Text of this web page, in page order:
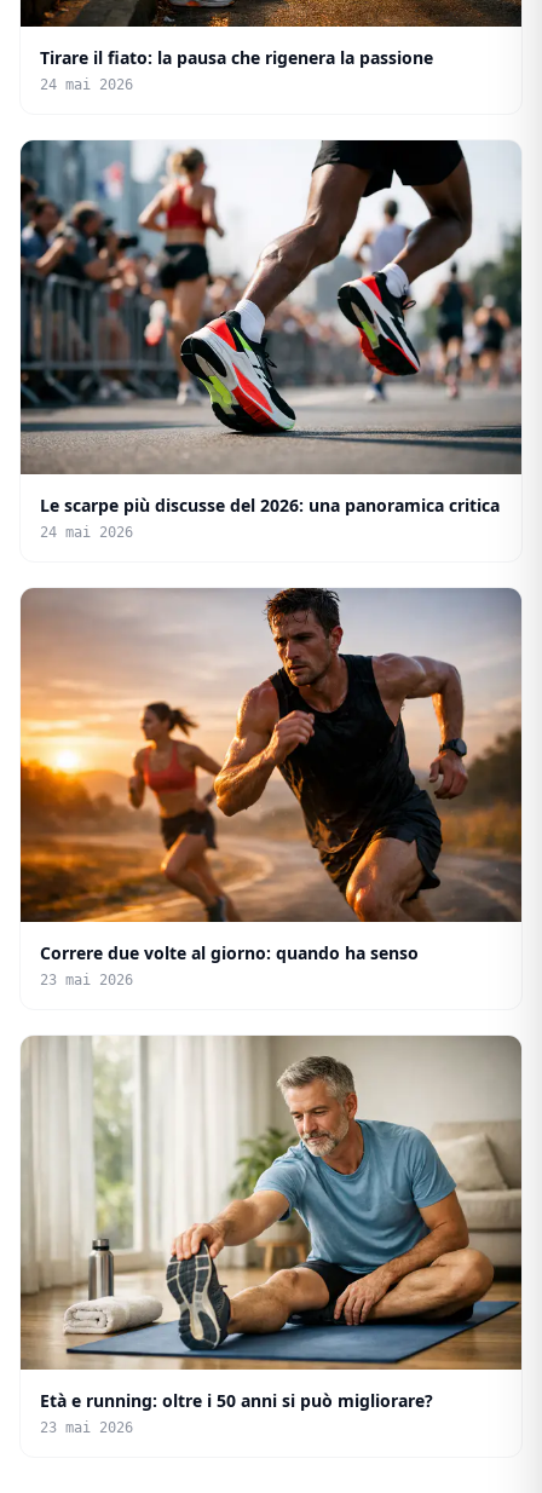
Tirare il fiato: la pausa che rigenera la passione
24 mai 2026
Le scarpe più discusse del 2026: una panoramica critica
24 mai 2026
Correre due volte al giorno: quando ha senso
23 mai 2026
Età e running: oltre i 50 anni si può migliorare?
23 mai 2026